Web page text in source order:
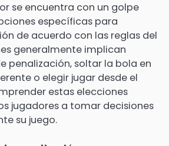
se encuentra con un golpe
específicas para
de acuerdo con las reglas del
generalmente implican
penalización, soltar la bola en
o elegir jugar desde el
estas elecciones
jugadores a tomar decisiones
su juego.